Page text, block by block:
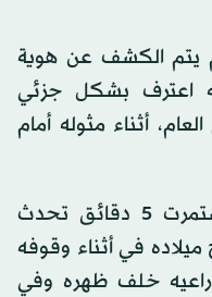
لم يتم الكشف عن هوية
اعترف بشكل جزئي
أثناء مثوله أمام
وفي جلسة استماع قصيرة استمرت 5 دقائق تحدث
في أثناء وقوفه
خلف ظهره وفي